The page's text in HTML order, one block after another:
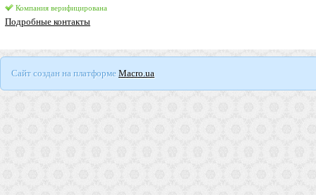
Компания верифицирована
Подробные контакты
Сайт создан на платформе Macro.ua